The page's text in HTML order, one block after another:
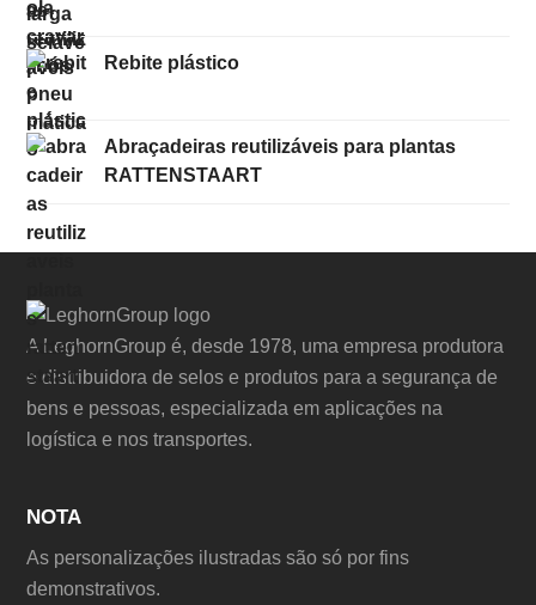
Rebite plástico
Abraçadeiras reutilizáveis para plantas
RATTENSTAART
A LeghornGroup é, desde 1978, uma empresa produtora
e distribuidora de selos e produtos para a segurança de
bens e pessoas, especializada em aplicações na
logística e nos transportes.
NOTA
As personalizações ilustradas são só por fins
demonstrativos.